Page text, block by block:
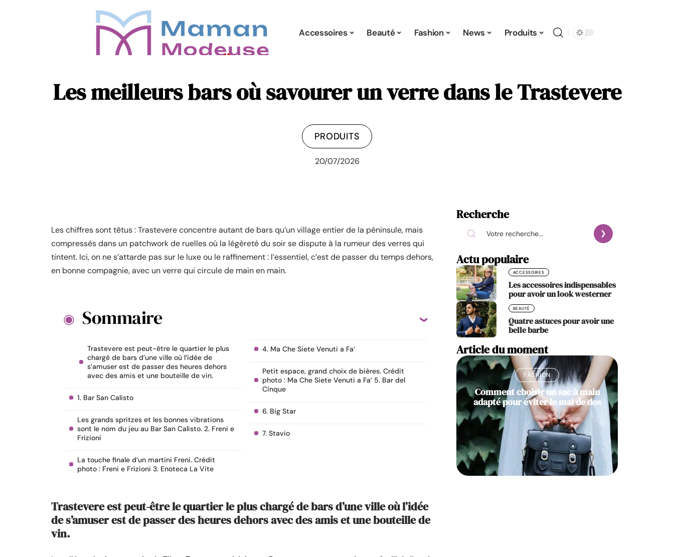
Accessoires Beauté Fashion News Produits
Les meilleurs bars où savourer un verre dans le Trastevere
PRODUITS
20/07/2026
Les chiffres sont têtus : Trastevere concentre autant de bars qu’un village entier de la péninsule, mais
compressés dans un patchwork de ruelles où la légèreté du soir se dispute à la rumeur des verres qui
tintent. Ici, on ne s’attarde pas sur le luxe ou le raffinement : l’essentiel, c’est de passer du temps dehors,
en bonne compagnie, avec un verre qui circule de main en main.
Sommaire
Trastevere est peut-être le quartier le plus
chargé de bars d’une ville où l’idée de
s’amuser est de passer des heures dehors
avec des amis et une bouteille de vin.
1. Bar San Calisto
Les grands spritzes et les bonnes vibrations
sont le nom du jeu au Bar San Calisto. 2. Freni e
Frizioni
La touche finale d’un martini Freni. Crédit
photo : Freni e Frizioni 3. Enoteca La Vite
4. Ma Che Siete Venuti a Fa’
Petit espace, grand choix de bières. Crédit
photo : Ma Che Siete Venuti a Fa’ 5. Bar del
Cinque
6. Big Star
7. Stavio
Trastevere est peut-être le quartier le plus chargé de bars d’une ville où l’idée
de s’amuser est de passer des heures dehors avec des amis et une bouteille de
vin.
Recherche
Actu populaire
ACCESSOIRES
Les accessoires indispensables
pour avoir un look westerner
BEAUTÉ
Quatre astuces pour avoir une
belle barbe
Article du moment
FASHION
Comment choisir un sac à main
adapté pour éviter le mal de dos